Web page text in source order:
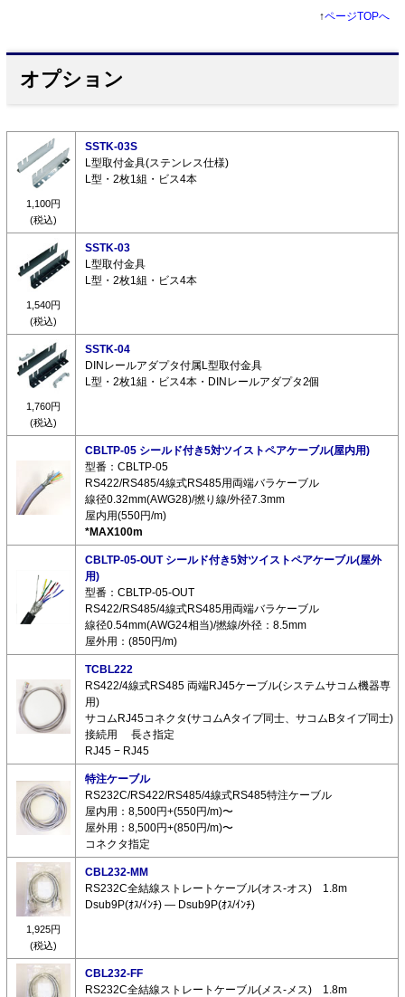
↑ページTOPへ
オプション
1,100円
(税込)
SSTK-03S
L型取付金具(ステンレス仕様)
L型・2枚1組・ビス4本
1,540円
(税込)
SSTK-03
L型取付金具
L型・2枚1組・ビス4本
1,760円
(税込)
SSTK-04
DINレールアダプタ付属L型取付金具
L型・2枚1組・ビス4本・DINレールアダプタ2個
CBLTP-05 シールド付き5対ツイストペアケーブル(屋内用)
型番：CBLTP-05
RS422/RS485/4線式RS485用両端バラケーブル
線径0.32mm(AWG28)/撚り線/外径7.3mm
屋内用(550円/m)
*MAX100m
CBLTP-05-OUT シールド付き5対ツイストペアケーブル(屋外
用)
型番：CBLTP-05-OUT
RS422/RS485/4線式RS485用両端バラケーブル
線径0.54mm(AWG24相当)/撚線/外径：8.5mm
屋外用：(850円/m)
TCBL222
RS422/4線式RS485 両端RJ45ケーブル(システムサコム機器専
用)
サコムRJ45コネクタ(サコムAタイプ同士、サコムBタイプ同士)
接続用 長さ指定
RJ45 − RJ45
特注ケーブル
RS232C/RS422/RS485/4線式RS485特注ケーブル
屋内用：8,500円+(550円/m)〜
屋外用：8,500円+(850円/m)〜
コネクタ指定
1,925円
(税込)
CBL232-MM
RS232C全結線ストレートケーブル(オス-オス) 1.8m
Dsub9P(ｵｽ/ｲﾝﾁ) ― Dsub9P(ｵｽ/ｲﾝﾁ)
CBL232-FF
RS232C全結線ストレートケーブル(メス-メス) 1.8m